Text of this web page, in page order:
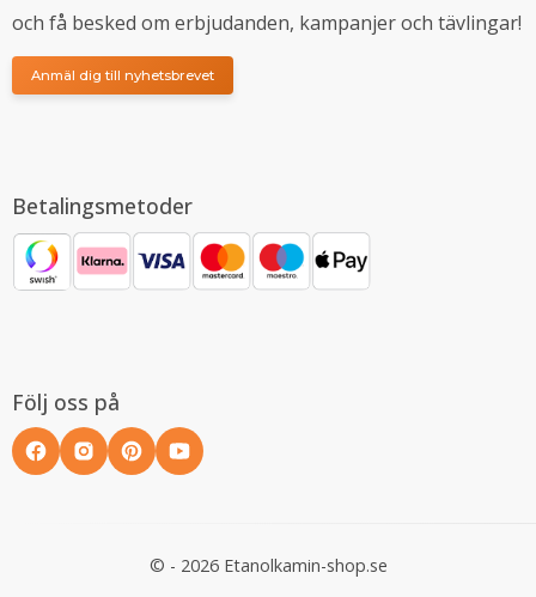
och få besked om erbjudanden, kampanjer och tävlingar!
Anmäl dig till nyhetsbrevet
Betalingsmetoder
Följ oss på
© - 2026 Etanolkamin-shop.se